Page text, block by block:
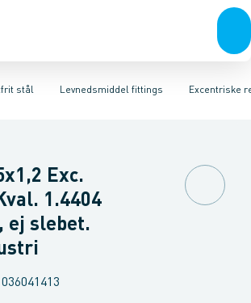
stål
Sort stålGalvaniseret stål PlastIndustri
Levnedsmiddel fittings
svejsefittingsLevnedsmiddel fittings
Excentriske
Excentriske reduktionerKoncentriske
Exc.
1.4404
ej slebet.
036041413